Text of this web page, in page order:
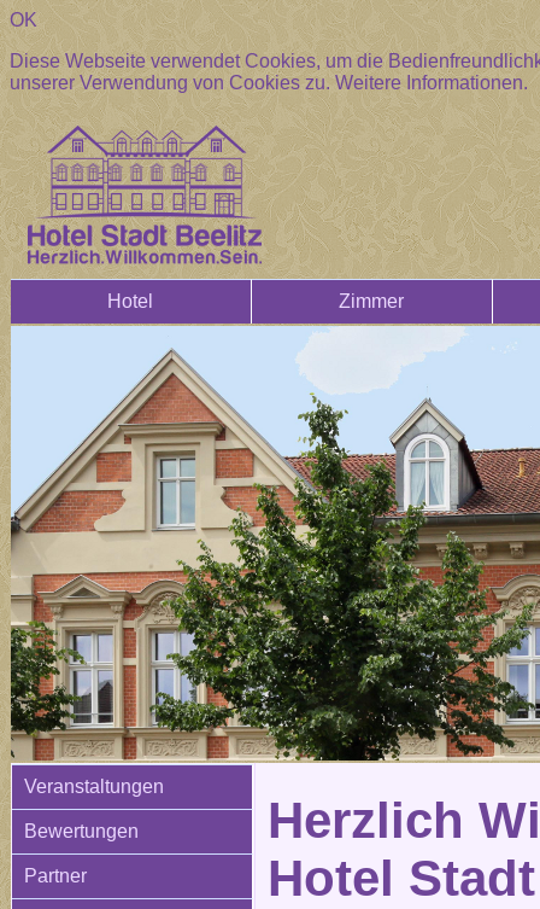
OK
Diese Webseite verwendet Cookies, um die
unserer Verwendung von Cookies zu.Weitere Informationen.
Hotel Zimmer
Veranstaltungen
Bewertungen
Partner
Herzlich
Hotel